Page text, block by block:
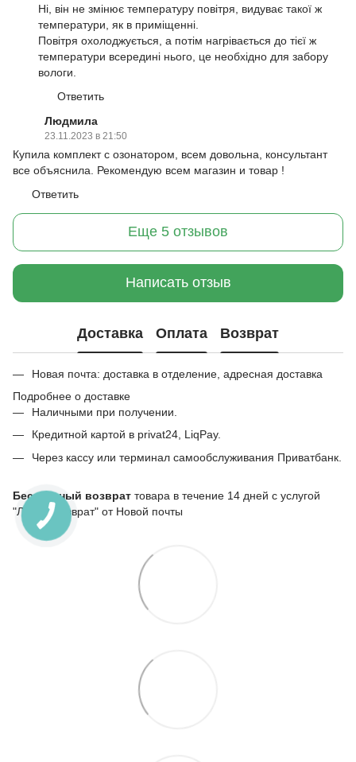
Ні, він не змінює температуру повітря, видуває такої ж
температури, як в приміщенні.
Повітря охолоджується, а потім нагрівається до тієї ж
температури всередині нього, це необхідно для забору
вологи.
Ответить
Людмила
23.11.2023 в 21:50
Купила комплект с озонатором, всем довольна, консультант
все объяснила. Рекомендую всем магазин и товар !
Ответить
Еще 5 отзывов
Написать отзыв
Доставка Оплата Возврат
Новая почта: доставка в отделение, адресная доставка
Подробнее о доставке
Наличными при получении.
Кредитной картой в privat24, LiqPay.
Через кассу или терминал самообслуживания Приватбанк.
Бесплатный возврат товара в течение 14 дней с услугой
"Легкий возврат" от Новой почты